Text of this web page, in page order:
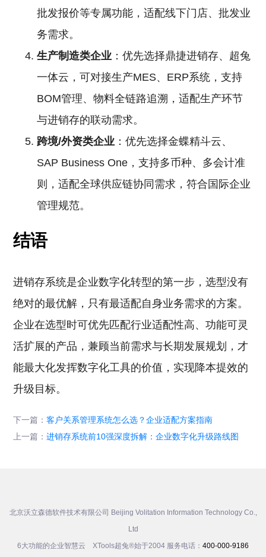
批发报价等专属功能，适配线下门店、批发业
务需求。
生产制造类企业 ：优先选择鼎捷进销存、超兔
一体云，可对接生产MES、ERP系统，支持
BOM管理、物料全链路追溯，适配生产环节
与进销存的联动需求。
跨境/外资类企业 ：优先选择金蝶精斗云、
SAP Business One，支持多币种、多会计准
则，适配全球供应链协同需求，符合国际企业
管理规范。
结语
进销存系统是企业数字化转型的第一步，选型没有
绝对的最优解，只有最适配自身业务需求的方案。
企业在选型时可优先匹配行业适配性高、功能可灵
活扩展的产品，兼顾当前需求与长期发展规划，才
能最大化发挥数字化工具的价值，实现降本提效的
升级目标。
下一篇：客户关系管理系统怎么选？企业适配方案指南
上一篇：进销存系统前10强深度拆解：企业数字化升级路线图
北京沃立森德软件技术有限公司 Beijing Volitation Information Technology Co.,
Ltd
6大功能的企业智慧云 XTools超兔®始于2004 服务电话： 400-000-9186